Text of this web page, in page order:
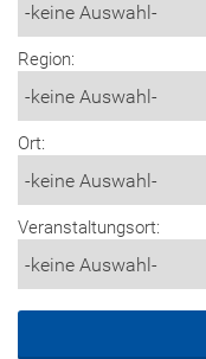
Region:
Ort:
Veranstaltungsort: